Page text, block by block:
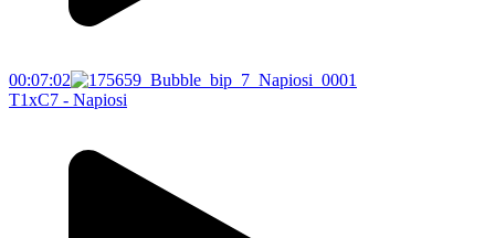
00:07:02
T1xC7 - Napiosi